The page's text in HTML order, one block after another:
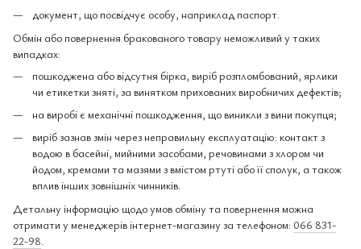
документ, що посвідчує особу, наприклад паспорт.
Обмін або повернення бракованого товару неможливий у таких
випадках:
пошкоджена або відсутня бірка, виріб розпломбований, ярлики
чи етикетки зняті, за винятком прихованих виробничих дефектів;
на виробі є механічні пошкодження, що виникли з вини покупця;
виріб зазнав змін через неправильну експлуатацію: контакт з
водою в басейні, мийними засобами, речовинами з хлором чи
йодом, кремами та мазями з вмістом ртуті або її сполук, а також
вплив інших зовнішніх чинників.
Детальну інформацію щодо умов обміну та повернення можна
отримати у менеджерів інтернет-магазину за телефоном: 066 831-
22-98.